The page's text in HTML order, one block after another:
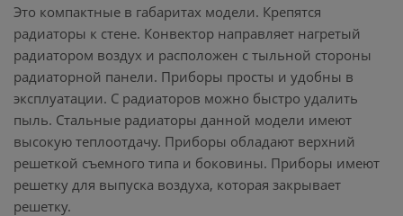
Это компактные в габаритах модели. Крепятся
радиаторы к стене. Конвектор направляет нагретый
радиатором воздух и расположен с тыльной стороны
радиаторной панели. Приборы просты и удобны в
эксплуатации. С радиаторов можно быстро удалить
пыль. Стальные радиаторы данной модели имеют
высокую теплоотдачу. Приборы обладают верхний
решеткой съемного типа и боковины. Приборы имеют
решетку для выпуска воздуха, которая закрывает
решетку.